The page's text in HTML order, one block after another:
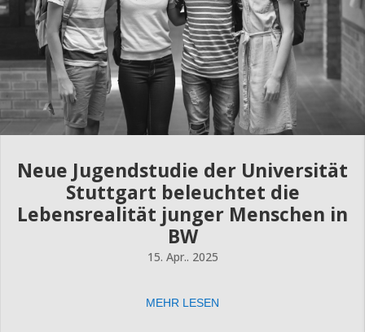
MEHR LESEN
Neue Jugendstudie der Universität
Stuttgart beleuchtet die
Lebensrealität junger Menschen in
BW
15. Apr.. 2025
MEHR LESEN